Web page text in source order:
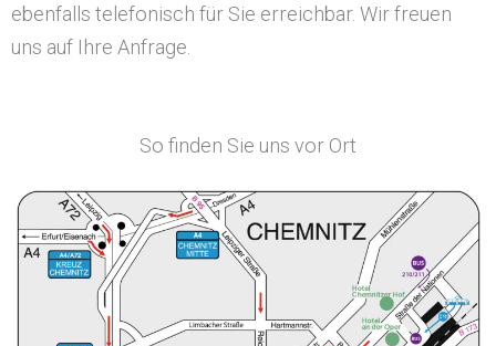
ebenfalls telefonisch für Sie erreichbar. Wir freuen
uns auf Ihre Anfrage.
So finden Sie uns vor Ort